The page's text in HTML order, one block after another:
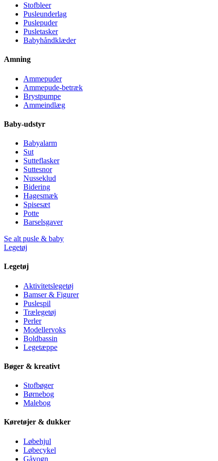
Stofbleer
Pusleunderlag
Puslepuder
Pusletasker
Babyhåndklæder
Amning
Ammepuder
Ammepude-betræk
Brystpumpe
Ammeindlæg
Baby-udstyr
Babyalarm
Sut
Sutteflasker
Suttesnor
Nusseklud
Bidering
Hagesmæk
Spisesæt
Potte
Barselsgaver
Se alt pusle & baby
Legetøj
Legetøj
Aktivitetslegetøj
Bamser & Figurer
Puslespil
Trælegetøj
Perler
Modellervoks
Boldbassin
Legetæppe
Bøger & kreativt
Stofbøger
Børnebog
Malebog
Køretøjer & dukker
Løbehjul
Løbecykel
Gåvogn